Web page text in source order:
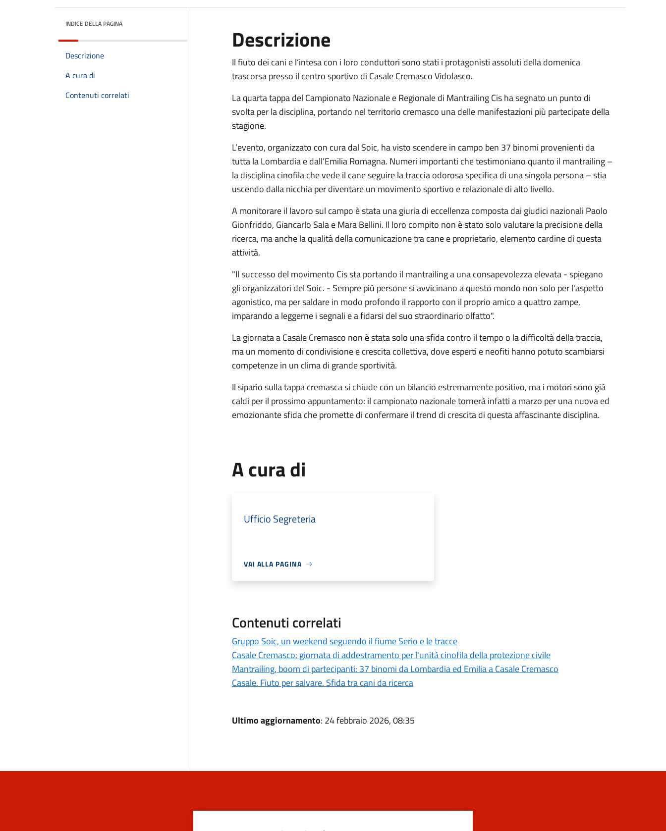
INDICE DELLA PAGINA
Descrizione
A cura di
Contenuti correlati
Descrizione
Il fiuto dei cani e l’intesa con i loro conduttori sono stati i protagonisti assoluti della domenica
trascorsa presso il centro sportivo di Casale Cremasco Vidolasco.
La quarta tappa del Campionato Nazionale e Regionale di Mantrailing Cis ha segnato un punto di
svolta per la disciplina, portando nel territorio cremasco una delle manifestazioni più partecipate della
stagione.
​L’evento, organizzato con cura dal Soic, ha visto scendere in campo ben 37 binomi provenienti da
tutta la Lombardia e dall’Emilia Romagna. Numeri importanti che testimoniano quanto il mantrailing –
la disciplina cinofila che vede il cane seguire la traccia odorosa specifica di una singola persona – stia
uscendo dalla nicchia per diventare un movimento sportivo e relazionale di alto livello.
​A monitorare il lavoro sul campo è stata una giuria di eccellenza composta dai giudici nazionali Paolo
Gionfriddo, Giancarlo Sala e Mara Bellini. Il loro compito non è stato solo valutare la precisione della
ricerca, ma anche la qualità della comunicazione tra cane e proprietario, elemento cardine di questa
attività.
​"Il successo del movimento Cis sta portando il mantrailing a una consapevolezza elevata - spiegano
gli organizzatori del Soic. - Sempre più persone si avvicinano a questo mondo non solo per l'aspetto
agonistico, ma per saldare in modo profondo il rapporto con il proprio amico a quattro zampe,
imparando a leggerne i segnali e a fidarsi del suo straordinario olfatto".
​La giornata a Casale Cremasco non è stata solo una sfida contro il tempo o la difficoltà della traccia,
ma un momento di condivisione e crescita collettiva, dove esperti e neofiti hanno potuto scambiarsi
competenze in un clima di grande sportività.
​Il sipario sulla tappa cremasca si chiude con un bilancio estremamente positivo, ma i motori sono già
caldi per il prossimo appuntamento: il campionato nazionale tornerà infatti a marzo per una nuova ed
emozionante sfida che promette di confermare il trend di crescita di questa affascinante disciplina.
A cura di
Ufficio Segreteria
VAI ALLA PAGINA
Contenuti correlati
Gruppo Soic, un weekend seguendo il fiume Serio e le tracce
Casale Cremasco: giornata di addestramento per l'unità cinofila della protezione civile
Mantrailing, boom di partecipanti: 37 binomi da Lombardia ed Emilia a Casale Cremasco
Casale. Fiuto per salvare. Sfida tra cani da ricerca
Ultimo aggiornamento: 24 febbraio 2026, 08:35